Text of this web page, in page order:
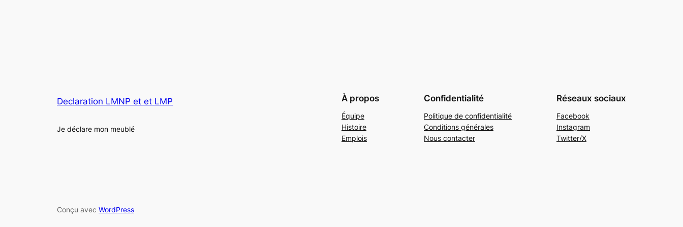
Declaration LMNP et et LMP
Je déclare mon meublé
À propos
Équipe
Histoire
Emplois
Confidentialité
Politique de confidentialité
Conditions générales
Nous contacter
Réseaux sociaux
Facebook
Instagram
Twitter/X
Conçu avec WordPress